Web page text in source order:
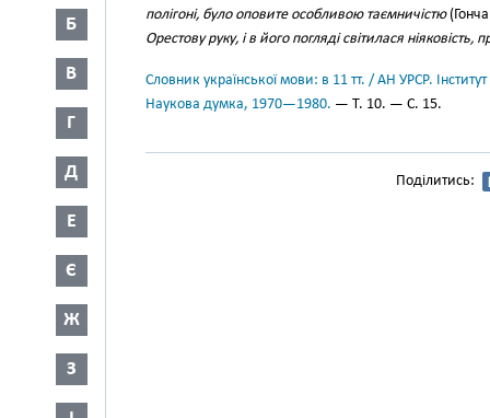
Б
В
Г
Д
Е
Є
Ж
З
полігоні, було оповите особливою таємничістю
Орестову руку, і в його погляді світилася ніяковість,
Словник української мови: в 11 тт. / АН УРСР.
Наукова думка, 1970—1980. — Т. 10. — С. 15.
Поділитись: